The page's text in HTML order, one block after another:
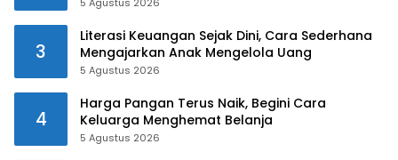
3
Literasi Keuangan Sejak Dini, Cara Sederhana
Mengajarkan Anak Mengelola Uang
5 Agustus 2026
4
Harga Pangan Terus Naik, Begini Cara
Keluarga Menghemat Belanja
5 Agustus 2026